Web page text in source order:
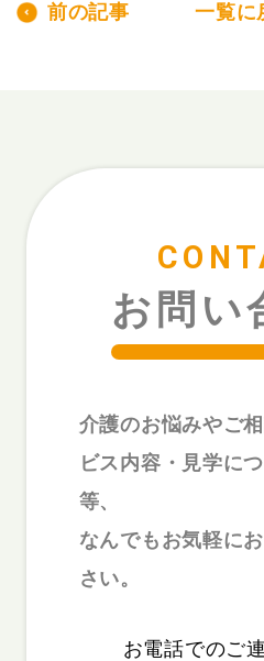
前の記事 一覧に
お問い
介護のお悩みやご
ビス内容・見学に
等、
なんでもお気軽に
さい。
お電話でのご